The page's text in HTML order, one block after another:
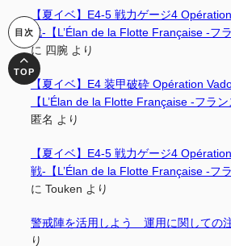
【夏イベ】E4-5 戦力ゲージ4
戦-【L’Élan de la Flotte Française -フ
に 四腕より
【夏イベ】E4 装甲破砕 Opération
【L’Élan de la Flotte Française -フラン
匿名 より
【夏イベ】E4-5 戦力ゲージ4
戦-【L’Élan de la Flotte Française -フ
に Touken より
警戒陣を活用しよう 運用に関しての
り